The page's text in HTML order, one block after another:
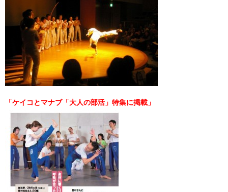
「ケイコとマナブ「大人の部活」特集に掲載」